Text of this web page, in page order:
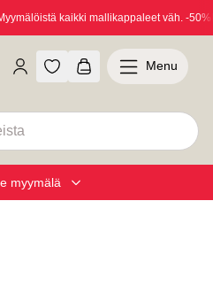
kaikki mallikappaleet väh. -50%!
myymälä
Menu